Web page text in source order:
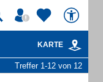
KARTE
Treffer 1-12 von 12